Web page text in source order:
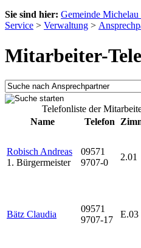
Sie sind hier: Gemeinde Michelau
Service > Verwaltung >
Mitarbeiter-
Telefonliste der
Name
Telefon
Robisch Andreas
1. Bürgermeister
09571
9707-0
2.01
Bätz Claudia
09571
9707-17
E.03